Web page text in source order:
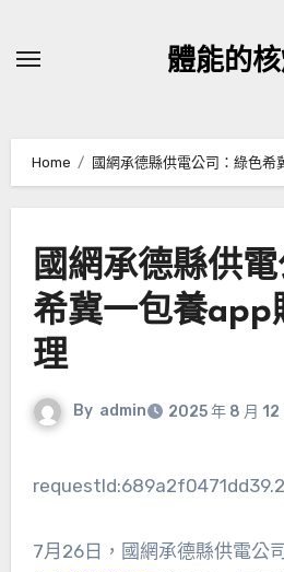
體能的
Home 國網承德縣供電公司：綠色
國網承德縣供
希冀一包養app
理
By admin 2025 年 8 月 12
7月26日，國網承德縣供電公